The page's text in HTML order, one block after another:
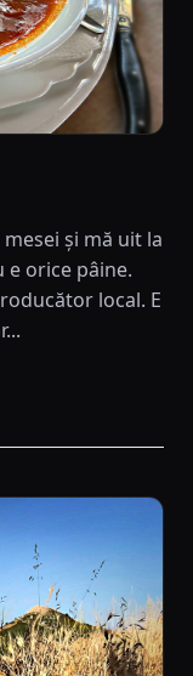
și mă uit la
e orice pâine.
local. E